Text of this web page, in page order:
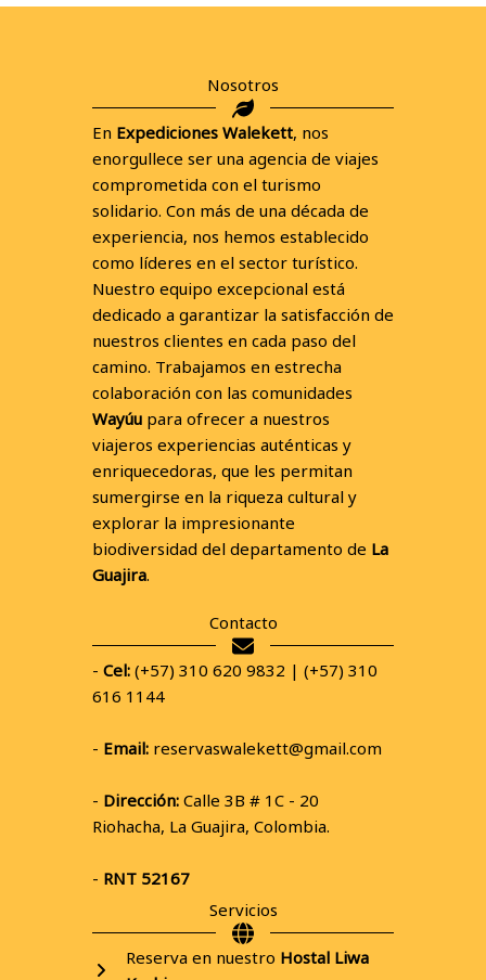
Nosotros
En Expediciones Walekett, nos
enorgullece ser una agencia de viajes
comprometida con el turismo
solidario. Con más de una década de
experiencia, nos hemos establecido
como líderes en el sector turístico.
Nuestro equipo excepcional está
dedicado a garantizar la satisfacción de
nuestros clientes en cada paso del
camino. Trabajamos en estrecha
colaboración con las comunidades
Wayúu para ofrecer a nuestros
viajeros experiencias auténticas y
enriquecedoras, que les permitan
sumergirse en la riqueza cultural y
explorar la impresionante
biodiversidad del departamento de La
Guajira.
Contacto
- Cel: (+57) 310 620 9832 | (+57) 310
616 1144
- Email: reservaswalekett@gmail.com
- Dirección: Calle 3B # 1C - 20
Riohacha, La Guajira, Colombia.
- RNT 52167
Servicios
Reserva en nuestro Hostal Liwa